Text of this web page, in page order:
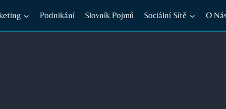
Podnikání Slovník Pojmů Sociální Sítě O